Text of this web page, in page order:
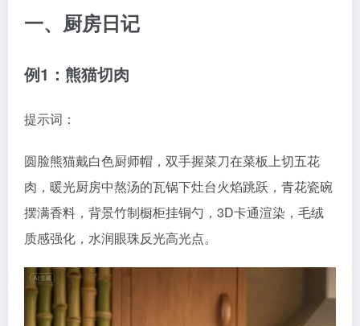
一、厨房日记
例1：熊猫切肉
提示词：
圆脸熊猫戴白色厨师帽，双手握菜刀在菜板上切五花
肉，暖光厨房中熬汤的瓦锅下灶台火焰跳跃，青花瓷碗
摆满香料，背景竹制橱柜挂铜勺，3D卡通渲染，毛绒
质感强化，水润眼珠反光高光点。